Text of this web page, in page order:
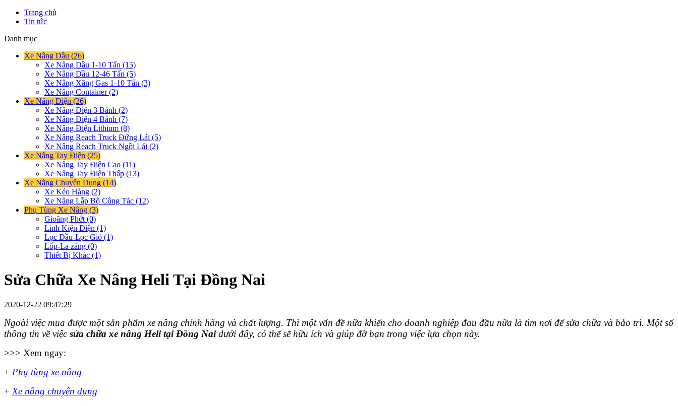
Trang chủ
Tin tức
Danh mục
Xe Nâng Dầu (26)
Xe Nâng Dầu 1-10 Tấn (15)
Xe Nâng Dầu 12-46 Tấn (5)
Xe Nâng Xăng Gas 1-10 Tấn (3)
Xe Nâng Container (2)
Xe Nâng Điện (26)
Xe Nâng Điện 3 Bánh (2)
Xe Nâng Điện 4 Bánh (7)
Xe Nâng Điện Lithium (8)
Xe Nâng Reach Truck Đứng Lái (5)
Xe Nâng Reach Truck Ngồi Lái (2)
Xe Nâng Tay Điện (25)
Xe Nâng Tay Điện Cao (11)
Xe Nâng Tay Điện Thấp (13)
Xe Nâng Chuyên Dụng (14)
Xe Kéo Hàng (2)
Xe Nâng Lắp Bộ Công Tác (12)
Phụ Tùng Xe Nâng (3)
Gioăng Phớt (0)
Linh Kiện Điện (1)
Lọc Dầu-Lọc Gió (1)
Lốp-La zăng (0)
Thiết Bị Khác (1)
Sửa Chữa Xe Nâng Heli Tại Đồng Nai
2020-12-22 09:47:29
Ngoài việc mua được một sản phẩm xe nâng chính hãng và chất lượng. Thì một vấn đề nữa khiến cho doanh nghiệp đau đầu nữa là tìm nơi để sửa chữa và bảo trì. Một số
thông tin về việcsửa chữa xe nâng Heli tại Đồng Naidưới đây, có thể sẽ hữu ích và giúp đỡ bạn trong việc lựa chọn này.
>>> Xem ngay:
+ Phụ tùng xe nâng
+ Xe nâng chuyên dụng